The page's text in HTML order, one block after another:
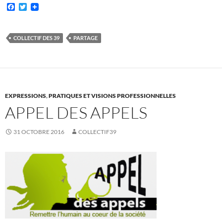
F
b
T
t
COLLECTIF DES 39 PARTAGE
EXPRESSIONS,PRATIQUES ET VISIONS PROFESSIONNELLES
APPEL DES APPELS
31 OCTOBRE 2016 COLLECTIF39